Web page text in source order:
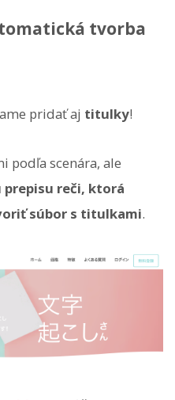
tvorba
pridať aj titulky!
podľa scenára, ale
prepisu reči, ktorá
súbor s titulkami.